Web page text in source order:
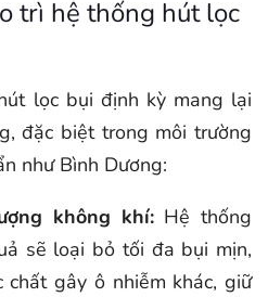
trì hệ thống hút lọc
lọc bụi định kỳ mang lại
đặc biệt trong môi trường
như Bình Dương:
không khí:Hệ thống
sẽ loại bỏ tối đa bụi mịn,
gây ô nhiễm khác, giữ